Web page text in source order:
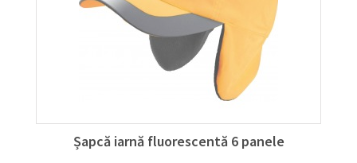
Șapcă iarnă fluorescentă 6 panele